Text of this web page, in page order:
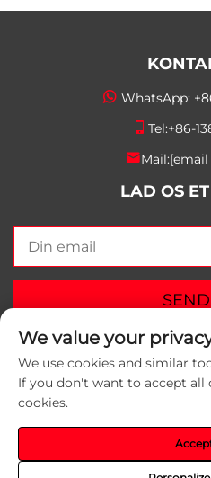
WhatsApp:
Tel:+86-
Mail:
LAD OS
Co., Ltd. Alle rettigheder
We value your
We use cookies and similar
If you don't want to accept all
cookies.